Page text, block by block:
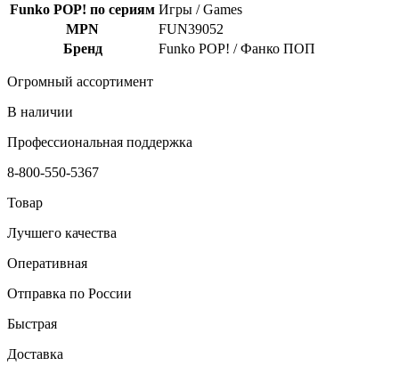
Funko POP! по сериям Игры / Games
MPN
FUN39052
Бренд
Funko POP! / Фанко ПОП
Огромный ассортимент
В наличии
Профессиональная поддержка
8-800-550-5367
Товар
Лучшего качества
Оперативная
Отправка по России
Быстрая
Доставка